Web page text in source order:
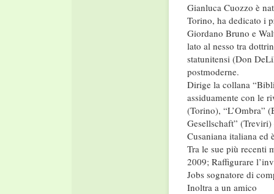
Gianluca Cuozzo è
Torino, ha dedicato i
Giordano Bruno e
lato al nesso tra
statunitensi (Don
postmoderne.
Dirige la collana
assiduamente con le
(Torino), “L’Ombra”
Gesellschaft”
Cusaniana italiana
Tra le sue più recenti
2009; Raffigurare
Jobs sognatore di
Inoltra a un amico